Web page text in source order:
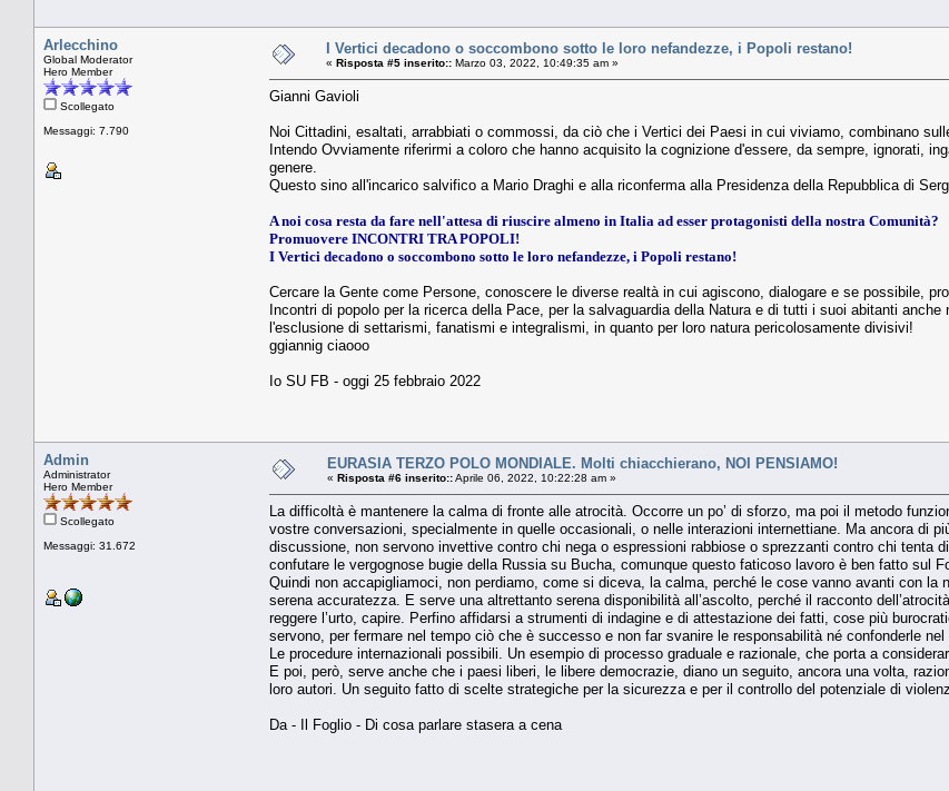
Arlecchino
Global Moderator
Hero Member
Scollegato
Messaggi: 7.790
I Vertici decadono o soccombono sotto le loro nefandezze, i Popoli restano!
« Risposta #5 inserito:: Marzo 03, 2022, 10:49:35 am »
Gianni Gavioli
Noi Cittadini, esaltati, arrabbiati o commossi, da ciò che i Vertici dei Paesi in cui viviamo, combinano
Intendo Ovviamente riferirmi a coloro che hanno acquisito la cognizione d'essere, da sempre, ignorati,
genere.
Questo sino all'incarico salvifico a Mario Draghi e alla riconferma alla Presidenza della Repubblica di
A noi cosa resta da fare nell'attesa di riuscire almeno in Italia ad esser protagonisti della nostra Comunità?
Promuovere INCONTRI TRA POPOLI!
I Vertici decadono o soccombono sotto le loro nefandezze, i Popoli restano!
Cercare la Gente come Persone, conoscere le diverse realtà in cui agiscono, dialogare e se possibile,
Incontri di popolo per la ricerca della Pace, per la salvaguardia della Natura e di tutti i suoi abitanti
l'esclusione di settarismi, fanatismi e integralismi, in quanto per loro natura pericolosamente divisivi!
ggiannig ciaooo
Io SU FB - oggi 25 febbraio 2022
Admin
Administrator
Hero Member
Scollegato
Messaggi: 31.672
EURASIA TERZO POLO MONDIALE. Molti chiacchierano, NOI PENSIAMO!
« Risposta #6 inserito::Aprile 06, 2022, 10:22:28 am »
La difficoltà è mantenere la calma di fronte alle atrocità. Occorre un po’ di sforzo, ma poi il metodo
vostre conversazioni, specialmente in quelle occasionali, o nelle interazioni internettiane. Ma ancora di
discussione, non servono invettive contro chi nega o espressioni rabbiose o sprezzanti contro chi tenta
confutare le vergognose bugie della Russia su Bucha, comunque questo faticoso lavoro è ben fatto sul
Quindi non accapigliamoci, non perdiamo, come si diceva, la calma, perché le cose vanno avanti con
serena accuratezza. E serve una altrettanto serena disponibilità all’ascolto, perché il racconto
reggere l’urto, capire. Perfino affidarsi a strumenti di indagine e di attestazione dei fatti, cose più
servono, per fermare nel tempo ciò che è successo e non far svanire le responsabilità né confonderle nel
Le procedure internazionali possibili. Un esempio di processo graduale e razionale, che porta a
E poi, però, serve anche che i paesi liberi, le libere democrazie, diano un seguito, ancora una volta,
loro autori. Un seguito fatto di scelte strategiche per la sicurezza e per il controllo del potenziale di
Da - Il Foglio - Di cosa parlare stasera a cena